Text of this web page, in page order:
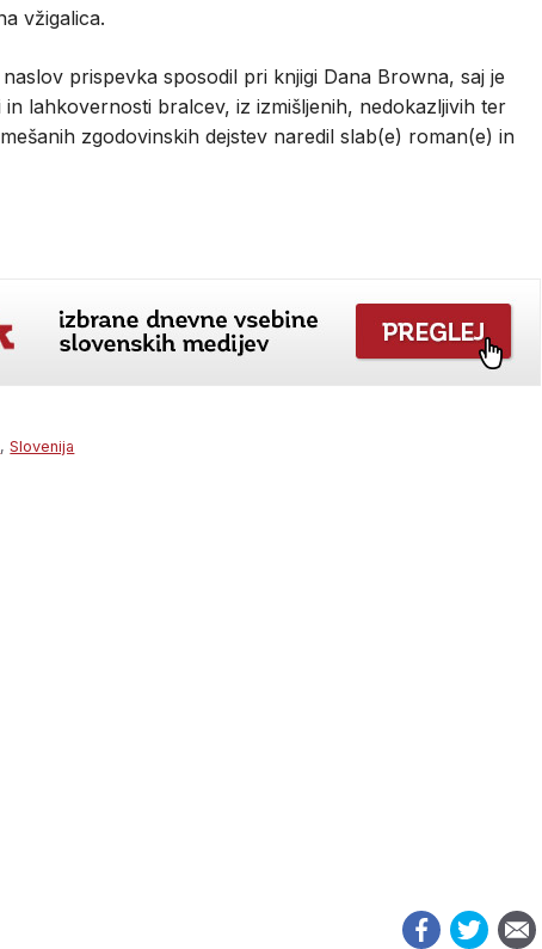
vžigalica.
prispevka sposodil pri knjigi Dana Browna, saj je
lahkovernosti bralcev, iz izmišljenih, nedokazljivih ter
zgodovinskih dejstev naredil slab(e) roman(e) in
,Slovenija